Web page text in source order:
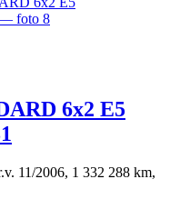
6x2 E5
11/2006, 1 332 288 km,